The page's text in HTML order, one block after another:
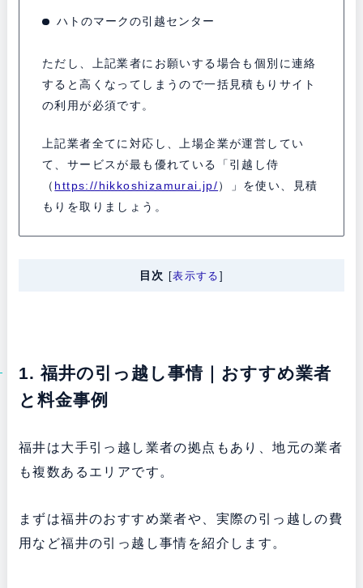
ハトのマークの引越センター
ただし、上記業者にお願いする場合も個別に連絡
すると高くなってしまうので一括見積もりサイト
の利用が必須です。
上記業者全てに対応し、上場企業が運営してい
て、サービスが最も優れている「引越し侍
（ https://hikkoshizamurai.jp/）」を使い、見積
もりを取りましょう。
目次 [表示する ]
1. 福井の引っ越し事情｜おすすめ業者
と料金事例
福井は大手引っ越し業者の拠点もあり、地元の業者
も複数あるエリアです。
まずは福井のおすすめ業者や、実際の引っ越しの費
用など福井の引っ越し事情を紹介します。